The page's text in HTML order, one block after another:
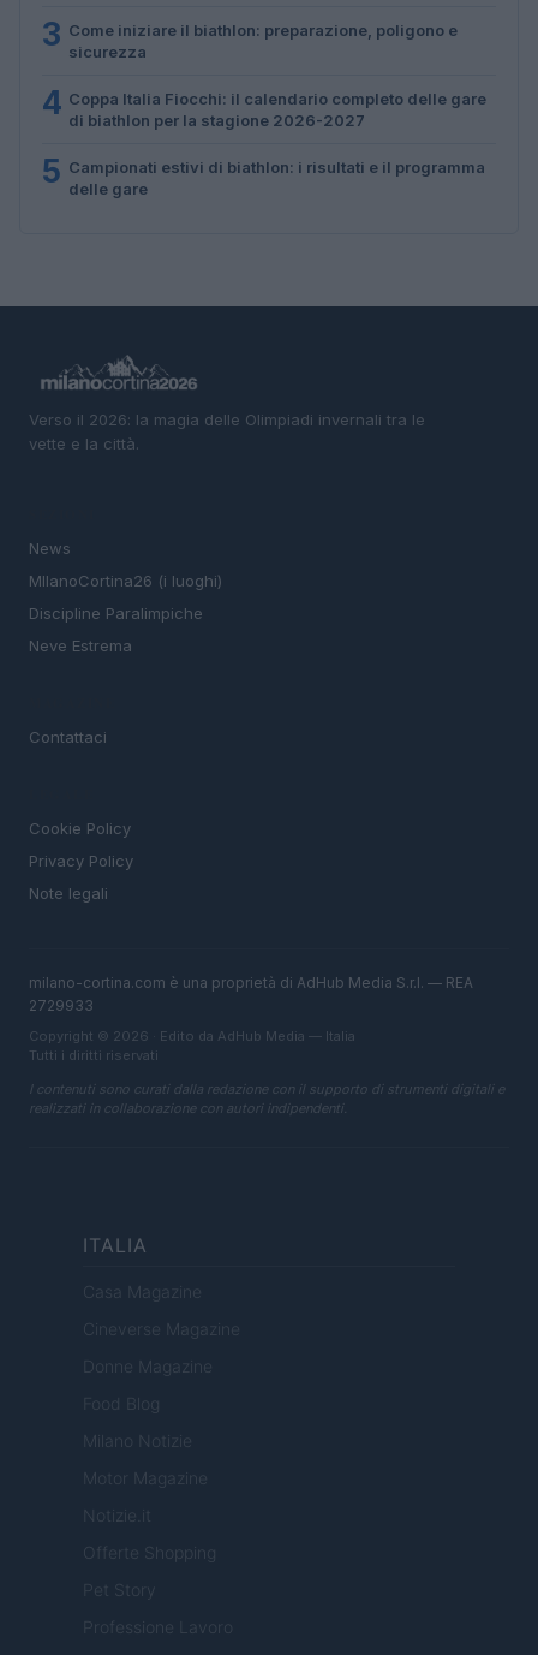
3 Come iniziare il biathlon: preparazione, poligono e
sicurezza
4 Coppa Italia Fiocchi: il calendario completo delle gare
di biathlon per la stagione 2026-2027
5 Campionati estivi di biathlon: i risultati e il programma
delle gare
Verso il 2026: la magia delle Olimpiadi invernali tra le
vette e la città.
News
MIlanoCortina26 (i luoghi)
Discipline Paralimpiche
Neve Estrema
Contattaci
Cookie Policy
Privacy Policy
Note legali
milano-cortina.com è una proprietà di AdHub Media S.r.l. — REA
2729933
Copyright © 2026 · Edito da AdHub Media — Italia
Tutti i diritti riservati
I contenuti sono curati dalla redazione con il supporto di strumenti digitali e
realizzati in collaborazione con autori indipendenti.
ITALIA
Casa Magazine
Cineverse Magazine
Donne Magazine
Food Blog
Milano Notizie
Motor Magazine
Notizie.it
Offerte Shopping
Pet Story
Professione Lavoro